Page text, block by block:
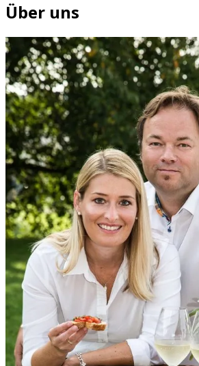
Über uns